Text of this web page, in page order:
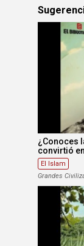
¿Conoces
convirtió
El Islam
Grandes